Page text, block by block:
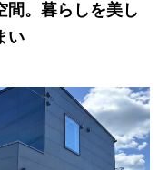
間。暮らしを美し
い